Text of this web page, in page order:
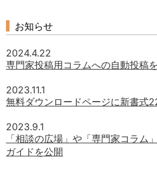
お知らせ
2024.4.22
専門家投稿用コラムへの自動投稿
2023.11.1
無料ダウンロードページに新書式
2023.9.1
「相談の広場」や「専門家コラム
ガイドを公開